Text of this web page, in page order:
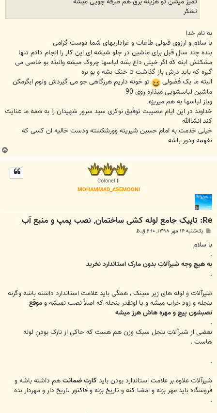
تشکر
به نام خدا
با سلام و ارزوی قبولی طاعات و عزاداریهای شما دوست گرامی
بنده چند سال قبل برای ماشین در جلو شیشه ای این کار را انجام دادم تنها
مشکلش اینه که اگر خیلی داغ بشه لباسها چروک میشه والبته بو خاصی می
گیره که باید درش باز گذاشت تا خنک بشه و بو بره
البته ما یک فضولی
تو خونه داریم هرزگاهی جو می گیردش ولوم ابگرمکن
ماشین لباسشویی میذاره روی 90
وباز لباسها به هم میریزه
خداوند در این ایام مصیبت توفیق نوکری سید سرور شهیدان را به همه ما عنایت
کند انشاالله
خیلی خدمت به امام حسین شیرینه وورشکسته ودست خالیه ان کسی که
نفهمه ودور باشه
ب
ا
Colonel II
MOHAMMAD_ASEMOONI
Re: تاپیک جامع لوله کشی ساختمان, نصب پمپ و منبع آب
پ
ت
یک‌شنبه ۱۴ مهر ۱۳۹۸, ۶:۱۰ ق.ظ
با سلام
به هیچ وجه شیرآلاتِ بدون مارک استاندارد نخرید
شیرآلات و لوله های زیر سینک , همگی باید علامت استاندارد داشته باشه وگرنه
بنجله و زود خراب میشه و یا اونقدر بنجله که اصلاً نصب نمیشه وموقع
نصبشون پیچ و مهره هاش هرز میشه
بعضی از شیرآلاتِ بنجل سبک وزن هم هست که حاکی از نازک بودنِ لوله
هاست .
شیرآلات علاوه بر علامت استاندارد بودن باید کارت ضمانتهم داشته باشه و
فروشگاه باید مهر بزنه و امضا کنه و تاریخ بزنه و فاکتور تاریخ دار و مهردار بده